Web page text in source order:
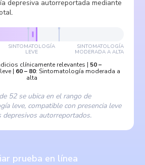
depresiva autorreportada mediante
SINTOMATOLOGÍA
LEVE
SINTOMATOLOGÍA
MODERADA A ALTA
clínicamente relevantes | 50–
| 60– 80: Sintomatología moderada a
alta
52 se ubica en el rango de
leve, compatible con presencia leve
depresivos autorreportados.
prueba en línea